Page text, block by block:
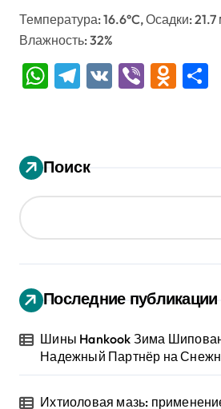
Температура: 16.6°C, Осадки:
Влажность: 32%
WhatsApp
Telegram
VK Viber
Поиск
Последние публикации
Шины Hankook Зима
Надежный Партнёр на
Ихтиоловая мазь: